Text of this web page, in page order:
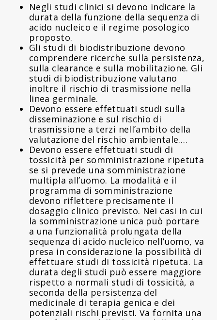
Negli studi clinici si devono indicare la
durata della funzione della sequenza di
acido nucleico e il regime posologico
proposto.
Gli studi di biodistribuzione devono
comprendere ricerche sulla persistenza,
sulla clearance e sulla mobilitazione. Gli
studi di biodistribuzione valutano
inoltre il rischio di trasmissione nella
linea germinale.
Devono essere effettuati studi sulla
disseminazione e sul rischio di
trasmissione a terzi nell’ambito della
valutazione del rischio ambientale….
Devono essere effettuati studi di
tossicità per somministrazione ripetuta
se si prevede una somministrazione
multipla all’uomo. La modalità e il
programma di somministrazione
devono riflettere precisamente il
dosaggio clinico previsto. Nei casi in cui
la somministrazione unica può portare
a una funzionalità prolungata della
sequenza di acido nucleico nell’uomo, va
presa in considerazione la possibilità di
effettuare studi di tossicità ripetuta. La
durata degli studi può essere maggiore
rispetto a normali studi di tossicità, a
seconda della persistenza del
medicinale di terapia genica e dei
potenziali rischi previsti. Va fornita una